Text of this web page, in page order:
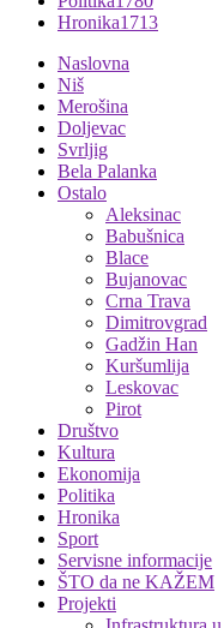
Hronika1713
Naslovna
Niš
Merošina
Doljevac
Svrljig
Bela Palanka
Ostalo
Aleksinac
Babušnica
Blace
Bujanovac
Crna Trava
Dimitrovgrad
Gadžin Han
Kuršumlija
Leskovac
Pirot
Društvo
Kultura
Ekonomija
Politika
Hronika
Sport
Servisne informacije
ŠTO da ne KAŽEM
Projekti